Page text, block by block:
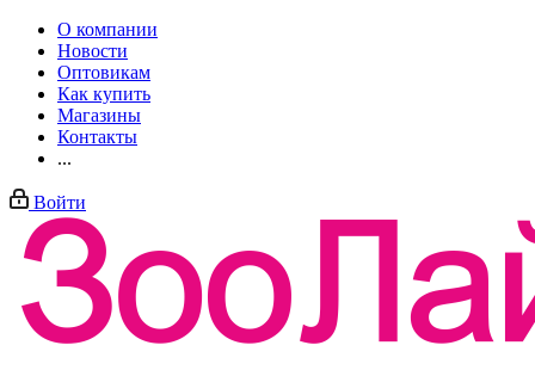
О компании
Новости
Оптовикам
Как купить
Магазины
Контакты
...
Войти